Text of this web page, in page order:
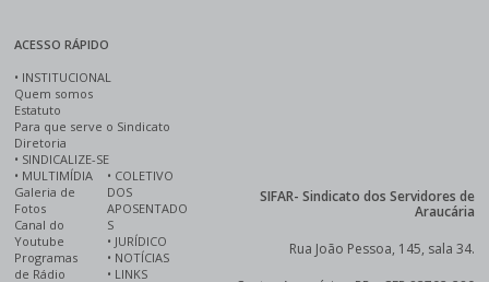
ACESSO RÁPIDO
• INSTITUCIONAL
Quem somos
Estatuto
Para que serve o Sindicato
Diretoria
• SINDICALIZE-SE
• MULTIMÍDIA
Galeria de
Fotos
Canal do
Youtube
Programas
de Rádio
• COLETIVO
DOS
APOSENTADO
S
• JURÍDICO
• NOTÍCIAS
• LINKS
SIFAR- Sindicato dos Servidores de
Araucária
Rua João Pessoa, 145, sala 34.